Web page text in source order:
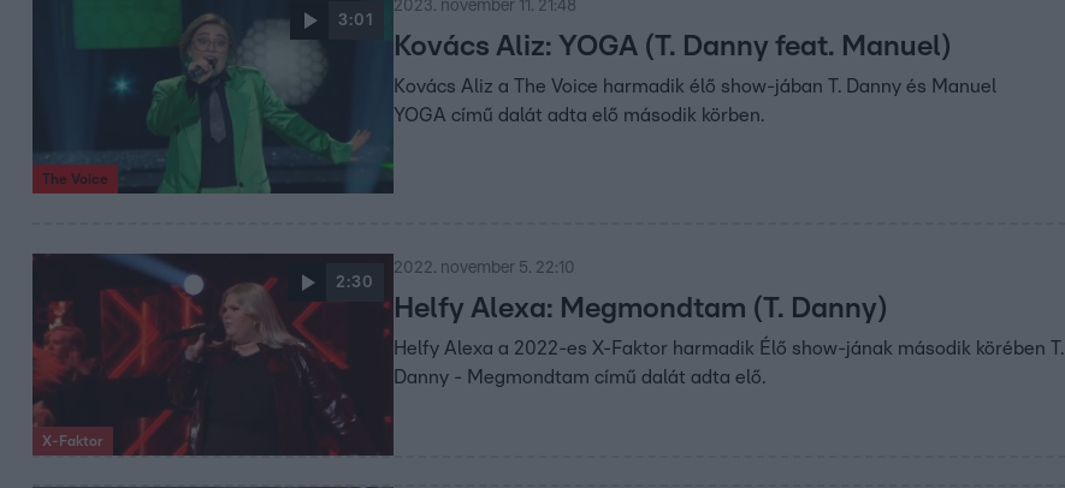
3:01
The Voice
2023. november 11. 21:48
Kovács Aliz: YOGA (T. Danny feat. Manuel)
Kovács Aliz a The Voice harmadik élő show-jában T. Danny és Manuel
YOGA című dalát adta elő második körben.
2:30
X-Faktor
2022. november 5. 22:10
Helfy Alexa: Megmondtam (T. Danny)
Helfy Alexa a 2022-es X-Faktor harmadik Élő show-jának második körében T.
Danny - Megmondtam című dalát adta elő.